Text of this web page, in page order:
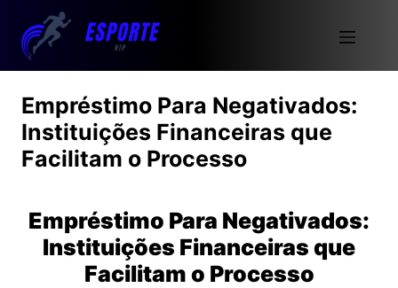
Empréstimo Para Negativados:
Instituições Financeiras que
Facilitam o Processo
Empréstimo Para Negativados:
Instituições Financeiras que
Facilitam o Processo